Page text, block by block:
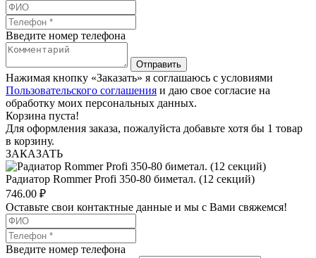
Введите номер телефона
Отправить
Нажимая кнопку «Заказать» я соглашаюсь с условиями
Пользовательского соглашения и даю свое согласие на
обработку моих персональных данных.
Корзина пуста!
Для оформления заказа, пожалуйста добавьте хотя бы 1 товар
в корзину.
ЗАКАЗАТЬ
Радиатор Rommer Profi 350-80 биметал. (12 секций)
746.00 ₽
Оставьте свои контактные данные и мы с Вами свяжемся!
Введите номер телефона